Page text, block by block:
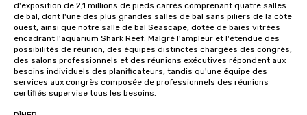
d'exposition de 2,1 millions de pieds carrés comprenant quatre salles
de bal, dont l'une des plus grandes salles de bal sans piliers de la côte
ouest, ainsi que notre salle de bal Seascape, dotée de baies vitrées
encadrant l'aquarium Shark Reef. Malgré l'ampleur et l'étendue des
possibilités de réunion, des équipes distinctes chargées des congrès,
des salons professionnels et des réunions exécutives répondent aux
besoins individuels des planificateurs, tandis qu'une équipe des
services aux congrès composée de professionnels des réunions
certifiés supervise tous les besoins.